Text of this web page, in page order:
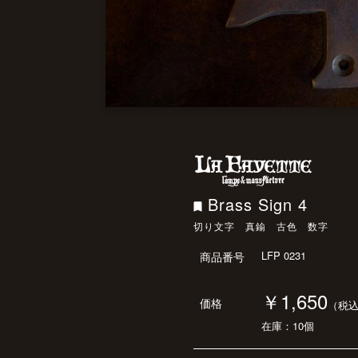
Brass Sign 4
切り文字 真鍮 古色 数字
商品番号 LFP 0231
価格 ￥1,650 （税
在庫：10個